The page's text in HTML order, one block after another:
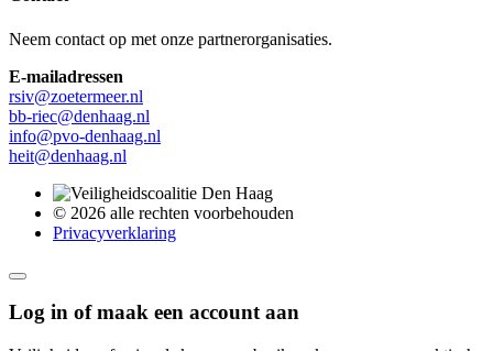
Neem contact op met onze partnerorganisaties.
E-mailadressen
rsiv@zoetermeer.nl
bb-riec@denhaag.nl
info@pvo-denhaag.nl
heit@denhaag.nl
© 2026 alle rechten voorbehouden
Privacyverklaring
Log in of maak een account aan